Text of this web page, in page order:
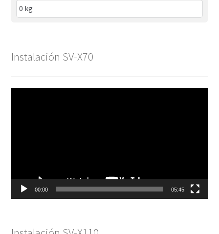
Instalación SV-X70
00:00 05:45